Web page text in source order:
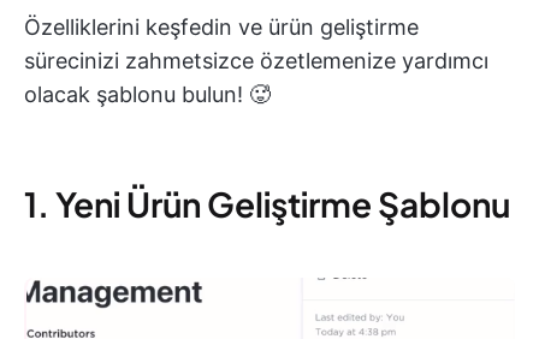
Özelliklerini keşfedin ve ürün geliştirme
sürecinizi zahmetsizce özetlemenize yardımcı
olacak şablonu bulun! 🥵
1. Yeni Ürün Geliştirme Şablonu